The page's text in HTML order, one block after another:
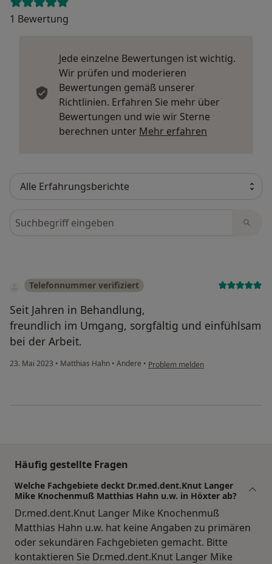
1 Bewertung
Jede einzelne Bewertungen ist wichtig.
Wir prüfen und moderieren
Bewertungen gemäß unserer
Richtlinien. Erfahren Sie mehr über
Bewertungen und wie wir Sterne
berechnen unter Mehr erfahren
Bewertungen durchsuchen
Telefonnummer verifiziert
Seit Jahren in Behandlung,
freundlich im Umgang, sorgfältig und einfühlsam
bei der Arbeit.
23. Mai 2023 • Matthias Hahn • Andere • Problem melden
Häufig gestellte Fragen
Welche Fachgebiete deckt Dr.med.dent.Knut Langer
Mike Knochenmuß Matthias Hahn u.w. in Höxter ab?
Dr.med.dent.Knut Langer Mike Knochenmuß
Matthias Hahn u.w. hat keine Angaben zu primären
oder sekundären Fachgebieten gemacht. Bitte
kontaktieren Sie Dr.med.dent.Knut Langer Mike